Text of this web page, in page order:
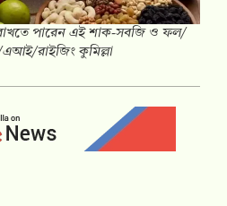
রাখতে পারেন এই শাক-সবজি ও ফল/
এআই/রাইজিং কুমিল্লা